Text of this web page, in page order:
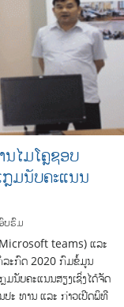
ໄມໂຄຼຊອບ
ມນັບຄະແນນ
ບຮົມ
teams) ແລະ
ະກົດ 2020 ກົມຂໍ້ມູນ
ນັບຄະແນນສຽງເຊິ່ງໄດ້ຈັດ
ະ ທານ ແລະ ກ່າວເປີດພິທີ